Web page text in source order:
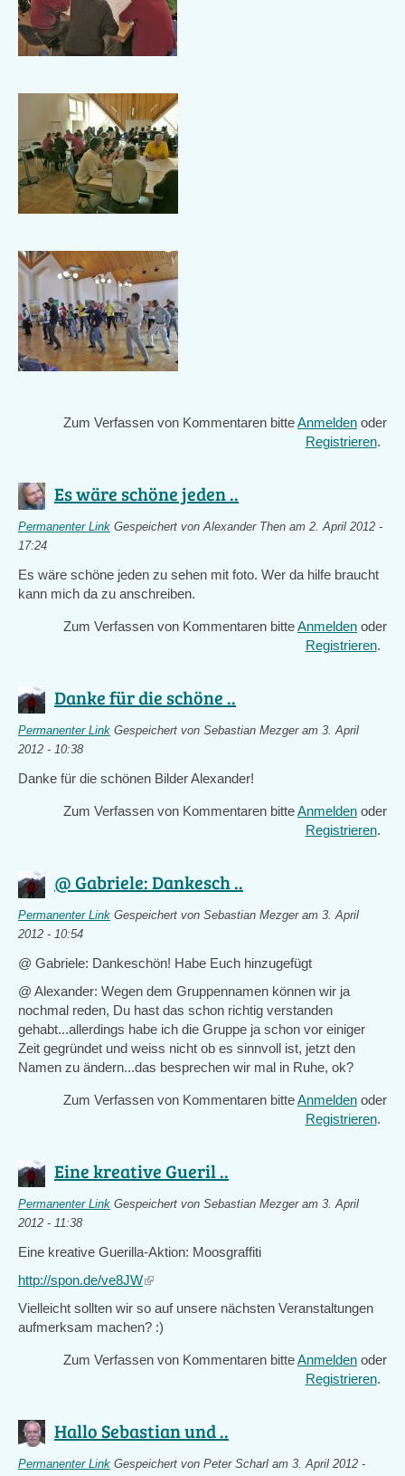
Zum Verfassen von Kommentaren bitteAnmelden oder
Registrieren.
Es wäre schöne jeden ..
Permanenter Link Gespeichert vonAlexander Then am 2. April 2012 -
17:24
Es wäre schöne jeden zu sehen mit foto. Wer da hilfe braucht
kann mich da zu anschreiben.
Zum Verfassen von Kommentaren bitteAnmelden oder
Registrieren.
Danke für die schöne ..
Permanenter Link Gespeichert von Sebastian Mezgeram 3. April
2012 - 10:38
Danke für die schönen Bilder Alexander!
Zum Verfassen von Kommentaren bitteAnmelden oder
Registrieren.
@ Gabriele: Dankesch ..
Permanenter Link Gespeichert von Sebastian Mezgeram 3. April
2012 - 10:54
@ Gabriele: Dankeschön! Habe Euch hinzugefügt
@ Alexander: Wegen dem Gruppennamen können wir ja
nochmal reden, Du hast das schon richtig verstanden
gehabt...allerdings habe ich die Gruppe ja schon vor einiger
Zeit gegründet und weiss nicht ob es sinnvoll ist, jetzt den
Namen zu ändern...das besprechen wir mal in Ruhe, ok?
Zum Verfassen von Kommentaren bitteAnmelden oder
Registrieren.
Eine kreative Gueril ..
Permanenter Link Gespeichert von Sebastian Mezgeram 3. April
2012 - 11:38
Eine kreative Guerilla-Aktion: Moosgraffiti
http://spon.de/ve8JW(link
external)
Vielleicht sollten wir so auf unsere nächsten Veranstaltungen
aufmerksam machen? :)
Zum Verfassen von Kommentaren bitteAnmelden oder
Registrieren.
Hallo Sebastian und ..
Permanenter Link Gespeichert von Peter Scharl am 3. April 2012 -